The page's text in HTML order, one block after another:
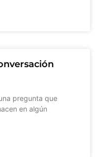
pregunta que
en algún